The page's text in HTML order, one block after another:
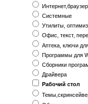
Системные
Утилиты,
Офис, текст,
Аптека, ключи
Программы для
Сборники
Драйвера
Рабочий стол